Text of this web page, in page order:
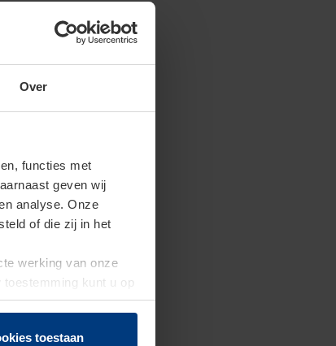
Over
functies met
geven wij
analyse. Onze
of die zij in het
werking van onze
kunt u op
toestaan